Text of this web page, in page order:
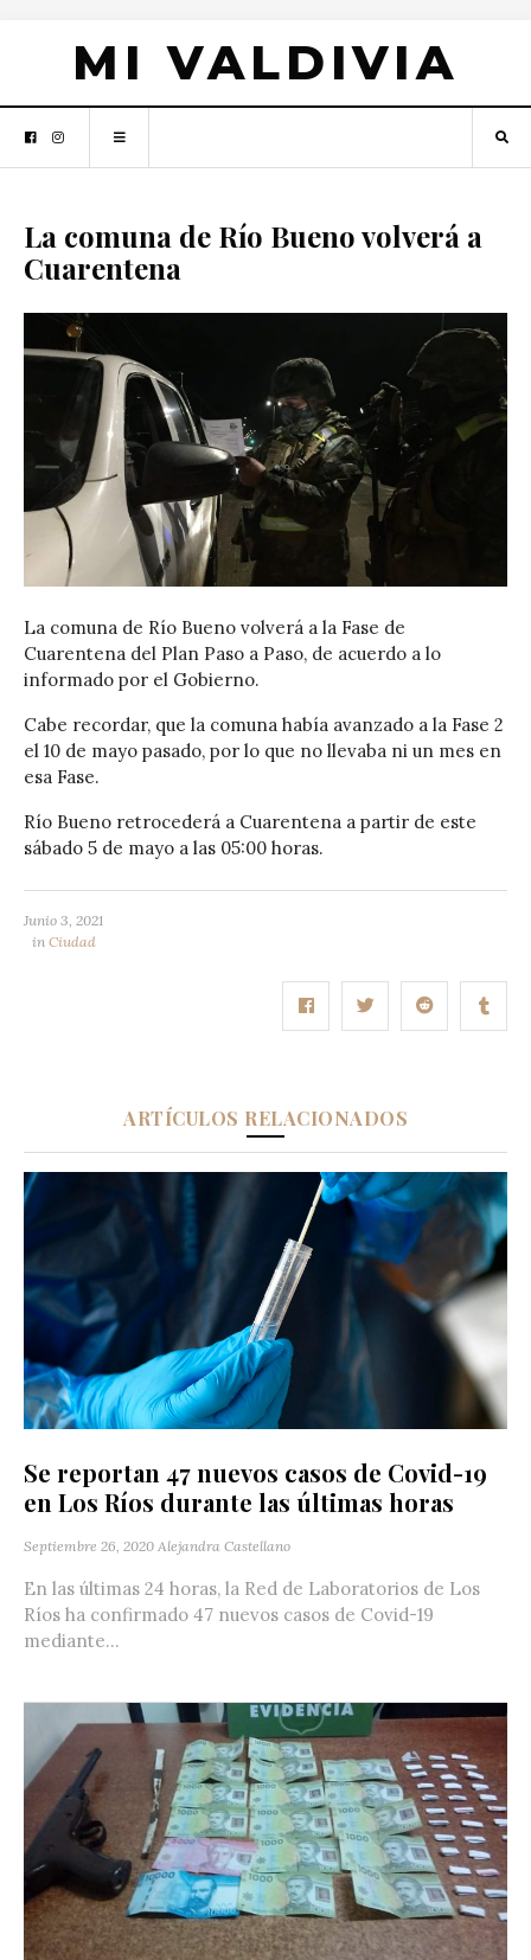
MI VALDIVIA
La comuna de Río Bueno volverá a
Cuarentena
La comuna de Río Bueno volverá a la Fase de
Cuarentena del Plan Paso a Paso, de acuerdo a lo
informado por el Gobierno.
Cabe recordar, que la comuna había avanzado a la Fase 2
el 10 de mayo pasado, por lo que no llevaba ni un mes en
esa Fase.
Río Bueno retrocederá a Cuarentena a partir de este
sábado 5 de mayo a las 05:00 horas.
Junio 3, 2021
in Ciudad
ARTÍCULOS RELACIONADOS
Se reportan 47 nuevos casos de Covid-19
en Los Ríos durante las últimas horas
Septiembre 26, 2020 Alejandra Castellano
En las últimas 24 horas, la Red de Laboratorios de Los
Ríos ha confirmado 47 nuevos casos de Covid-19
mediante...